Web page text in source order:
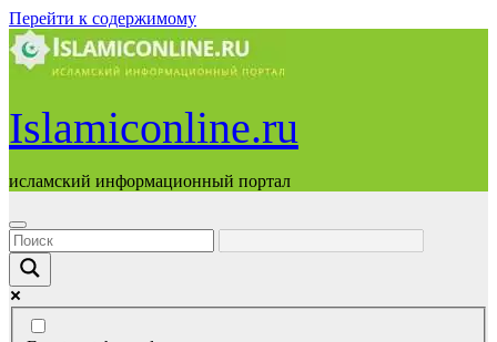
Перейти к содержимому
Islamiconline.ru
исламский информационный портал